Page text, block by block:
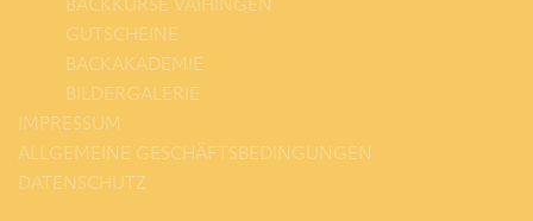
GUTSCHEINE
BACKAKADEMIE
BILDERGALERIE
IMPRESSUM
ALLGEMEINE GESCHÄFTSBEDINGUNGEN
DATENSCHUTZ